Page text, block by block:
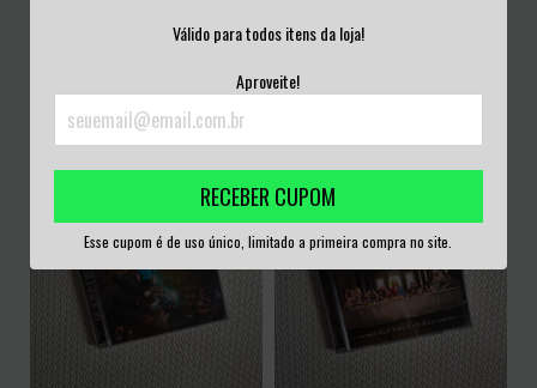
Válido para todos itens da loja!
Aproveite!
RECEBER CUPOM
Esse cupom é de uso único, limitado a primeira compra no site.
R$50,00
LACRADO